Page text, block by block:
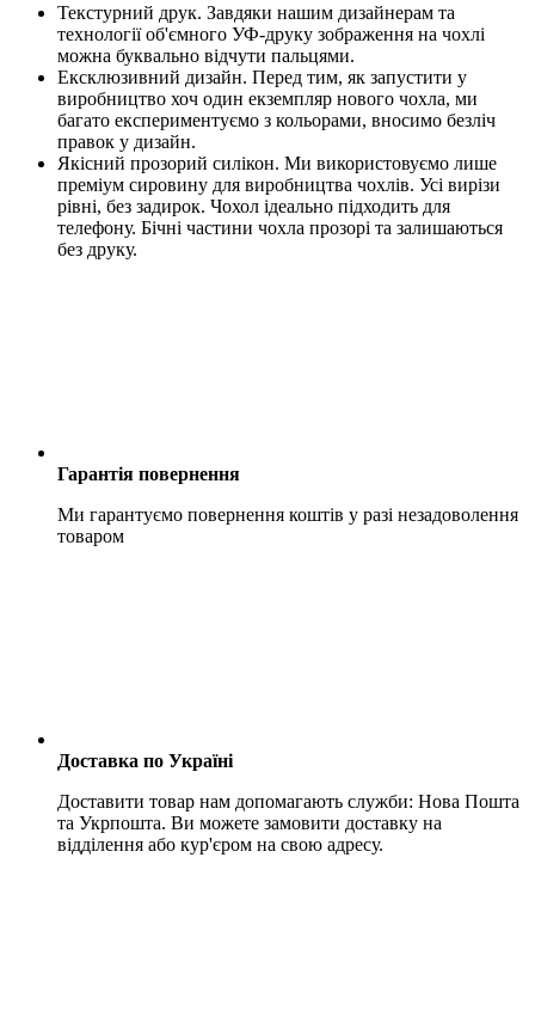
Текстурний друк. Завдяки нашим дизайнерам та
технології об'ємного УФ-друку зображення на чохлі
можна буквально відчути пальцями.
Ексклюзивний дизайн. Перед тим, як запустити у
виробництво хоч один екземпляр нового чохла, ми
багато експериментуємо з кольорами, вносимо безліч
правок у дизайн.
Якісний прозорий силікон. Ми використовуємо лише
преміум сировину для виробництва чохлів. Усі вирізи
рівні, без задирок. Чохол ідеально підходить для
телефону. Бічні частини чохла прозорі та залишаються
без друку.
Гарантія повернення
Ми гарантуємо повернення коштів у разі незадоволення
товаром
Доставка по Україні
Доставити товар нам допомагають служби: Нова Пошта
та Укрпошта. Ви можете замовити доставку на
відділення або кур'єром на свою адресу.